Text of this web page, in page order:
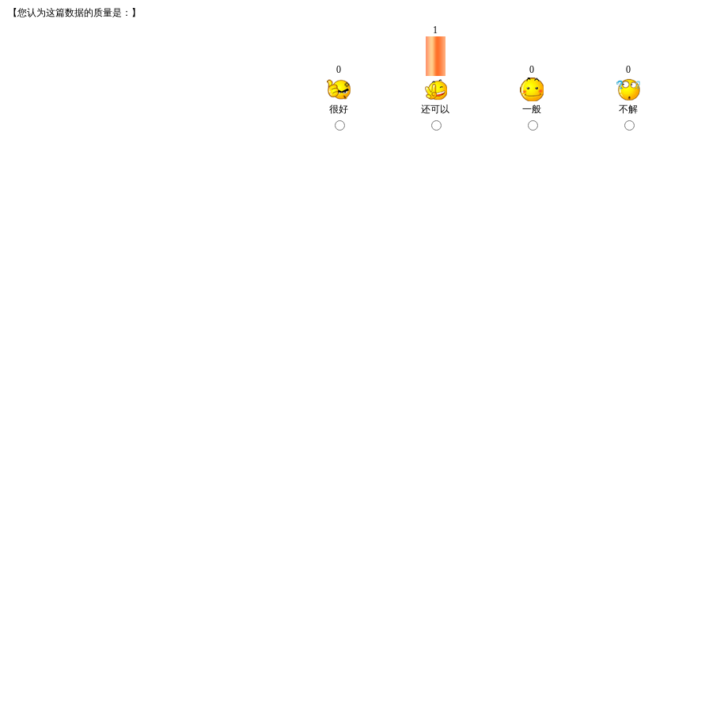
【您认为这篇数据的质量是：】
0
1
0 0
很好 还可以 一般 不解